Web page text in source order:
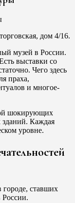
дом 4/16.
музей в России.
выставки со
Чего здесь
праха,
и многое-
шокирующих
зданий. Каждая
уровне.
ставших
России.